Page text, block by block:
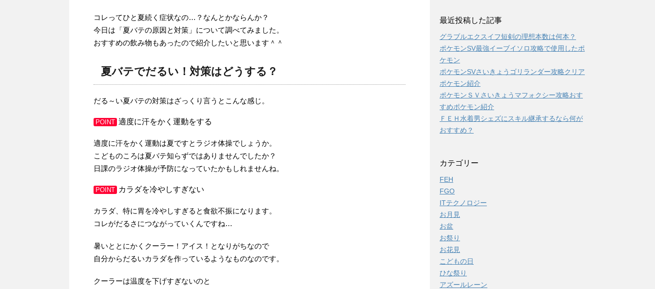
コレってひと夏続く症状なの…？なんとかならんか？
今日は「夏バテの原因と対策」について調べてみました。
おすすめの飲み物もあったので紹介したいと思います＾＾
夏バテでだるい！対策はどうする？
だる～い夏バテの対策はざっくり言うとこんな感じ。
POINT 適度に汗をかく運動をする
適度に汗をかく運動は夏ですとラジオ体操でしょうか。
こどものころは夏バテ知らずではありませんでしたか？
日課のラジオ体操が予防になっていたかもしれませんね。
POINT カラダを冷やしすぎない
カラダ、特に胃を冷やしすぎると食欲不振になります。
コレがだるさにつながっていくんですね…
暑いととにかくクーラー！アイス！となりがちなので
自分からだるいカラダを作っているようなものなのです。
クーラーは温度を下げすぎないのと
最近投稿した記事
グラブルエクスイフ短剣の理想本数は何本？
ポケモンSV最強イーブイソロ攻略で使用したポ
ケモン
ポケモンSVさいきょうゴリランダー攻略クリア
ポケモン紹介
ポケモンＳＶさいきょうマフォクシー攻略おす
すめポケモン紹介
ＦＥＨ水着男シェズにスキル継承するなら何が
おすすめ？
カテゴリー
FEH
FGO
ITテクノロジー
お月見
お盆
お祭り
お花見
こどもの日
ひな祭り
アズールレーン